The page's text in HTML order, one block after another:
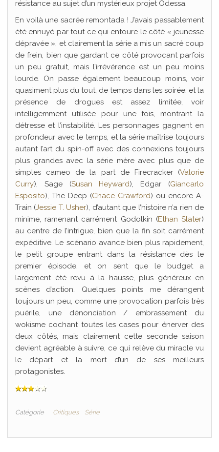
résistance au sujet d’un mystérieux projet Odessa.
En voilà une sacrée remontada ! J’avais passablement
été ennuyé par tout ce qui entoure le côté « jeunesse
dépravée », et clairement la série a mis un sacré coup
de frein, bien que gardant ce côté provocant parfois
un peu gratuit, mais l’irrévérence est un peu moins
lourde. On passe également beaucoup moins, voir
quasiment plus du tout, de temps dans les soirée, et la
présence de drogues est assez limitée, voir
intelligemment utilisée pour une fois, montrant la
détresse et l’instabilité. Les personnages gagnent en
profondeur avec le temps, et la série maîtrise toujours
autant l’art du spin-off avec des connexions toujours
plus grandes avec la série mère avec plus que de
simples cameo de la part de Firecracker (Valorie
Curry), Sage (Susan Heyward), Edgar (Giancarlo
Esposito), The Deep (Chace Crawford) ou encore A-
Train (Jessie T. Usher), d’autant que l’histoire n’a rien de
minime, ramenant carrément Godolkin (Ethan Slater)
au centre de l’intrigue, bien que la fin soit carrément
expéditive. Le scénario avance bien plus rapidement,
le petit groupe entrant dans la résistance dès le
premier épisode, et on sent que le budget a
largement été revu à la hausse, plus généreux en
scènes d’action. Quelques points me dérangent
toujours un peu, comme une provocation parfois très
puérile, une dénonciation / embrassement du
wokisme cochant toutes les cases pour énerver des
deux côtés, mais clairement cette seconde saison
devient agréable à suivre, ce qui relève du miracle vu
le départ et la mort d’un de ses meilleurs
protagonistes.
Catégorie Critiques Série